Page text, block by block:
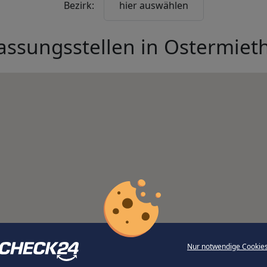
Nur notwendige Cookies
Bezirk: hier auswählen
in